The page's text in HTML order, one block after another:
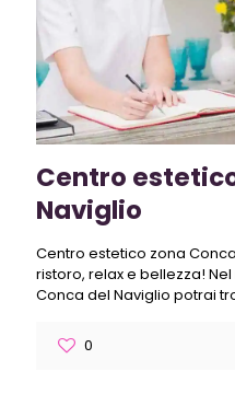
Centro
Naviglio
Centro estetico zona
ristoro, relax e bellezza!
Conca del Naviglio potrai
0